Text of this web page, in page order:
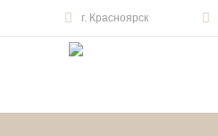
г. Красноярск